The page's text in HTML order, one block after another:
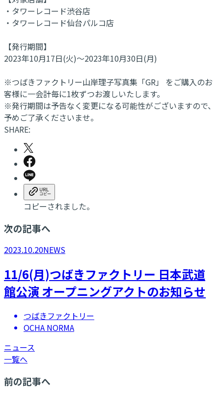
・タワーレコード渋谷店
・タワーレコード仙台パルコ店
【発行期間】
2023年10月17日(火)～2023年10月30日(月)
※つばきファクトリー山岸理子写真集「GR」 をご購入のお
客様に一会計毎に1枚ずつお渡しいたします。
※発行期間は予告なく変更になる可能性がございますので、
予めご了承くださいませ。
SHARE:
コピーされました。
次の記事へ
2023.10.20NEWS
11/6(月)つばきファクトリー 日本武道
館公演 オープニングアクトのお知らせ
つばきファクトリー
OCHA NORMA
ニュース
一覧へ
前の記事へ